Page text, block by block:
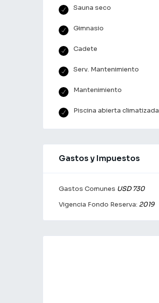
Sauna seco
Gimnasio
Cadete
Serv. Mantenimiento
Mantenimiento
Piscina abierta climatizada
Gastos y Impuestos
Gastos Comunes USD 730
Vigencia Fondo Reserva: 2019